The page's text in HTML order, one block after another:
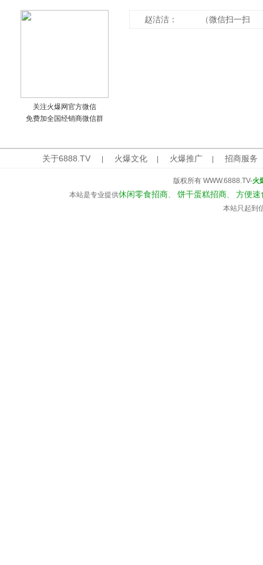
关注火爆网官方微信
免费加全国经销商微信群
赵洁洁： （微信扫一扫
关于6888.TV 火爆文化 火爆推广 招商服务
版权所有 WWW.6888.TV-火
本站是专业提供休闲零食招商、 饼干蛋糕招商、 方便速
本站只起到